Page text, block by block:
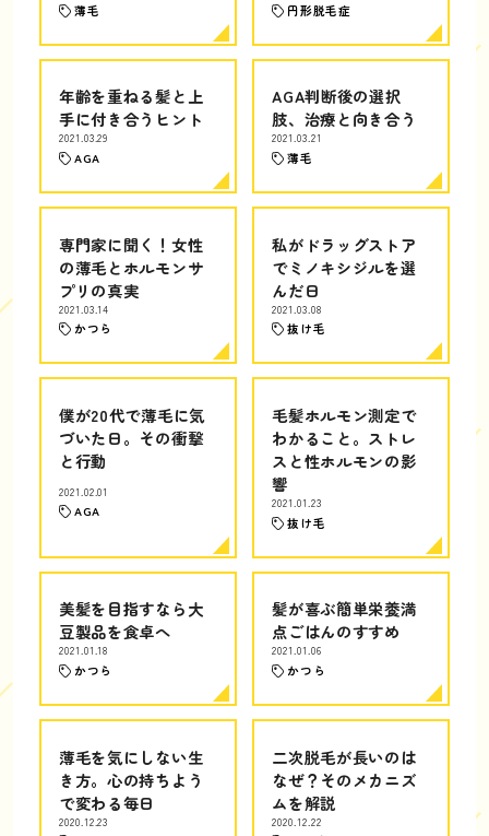
薄毛 円形脱毛症
年齢を重ねる髪と上
手に付き合うヒント
2021.03.29
AGA
AGA判断後の選択
肢、治療と向き合う
2021.03.21
薄毛
専門家に聞く！女性
の薄毛とホルモンサ
プリの真実
2021.03.14
かつら
私がドラッグストア
でミノキシジルを選
んだ日
2021.03.08
抜け毛
僕が20代で薄毛に気
づいた日。その衝撃
と行動
2021.02.01
AGA
毛髪ホルモン測定で
わかること。ストレ
スと性ホルモンの影
響
2021.01.23
抜け毛
美髪を目指すなら大
豆製品を食卓へ
2021.01.18
かつら
髪が喜ぶ簡単栄養満
点ごはんのすすめ
2021.01.06
かつら
薄毛を気にしない生
き方。心の持ちよう
で変わる毎日
2020.12.23
二次脱毛が長いのは
なぜ？そのメカニズ
ムを解説
2020.12.22